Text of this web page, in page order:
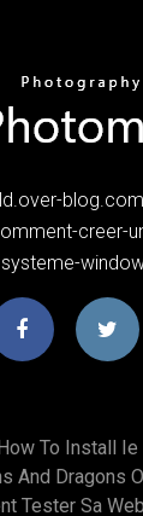
creer-
systeme-
To Install
And Dragons
Tester Sa